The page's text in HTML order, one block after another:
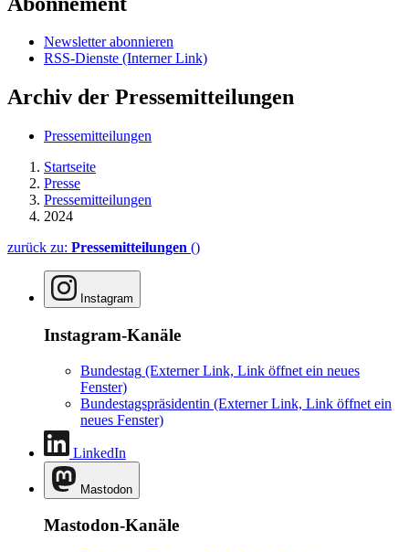
Newsletter abonnieren
RSS-Dienste (Interner Link)
Archiv der Pressemitteilungen
Pressemitteilungen
Startseite
Presse
Pressemitteilungen
2024
zurück zu: Pressemitteilungen ()
Instagram
Instagram-Kanäle
Bundestag (Externer Link, Link öffnet ein neues
Fenster)
Bundestagspräsidentin (Externer Link, Link öffnet ein
neues Fenster)
LinkedIn
Mastodon
Mastodon-Kanäle